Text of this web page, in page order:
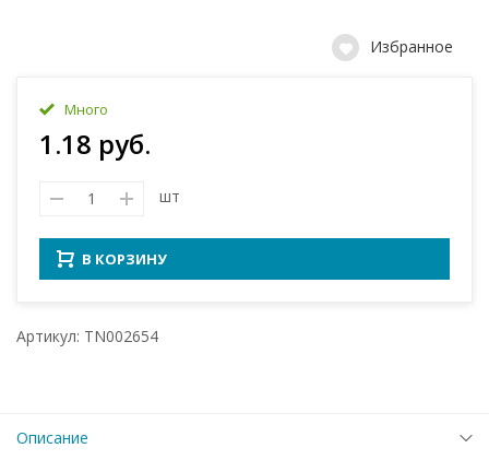
Избранное
Много
1.18 руб.
шт
В КОРЗИНУ
Артикул: TN002654
Описание